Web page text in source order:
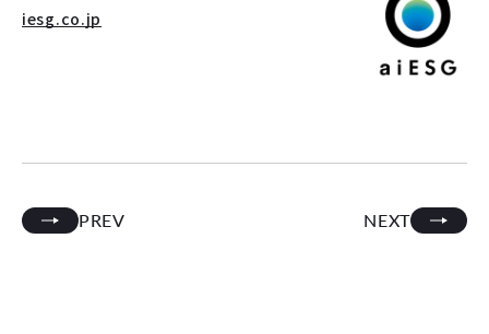
iesg.co.jp
PREV NEXT